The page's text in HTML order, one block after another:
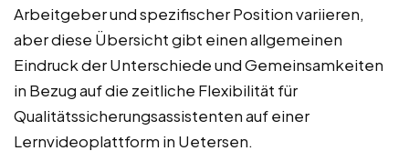
Arbeitgeber und spezifischer Position variieren,
aber diese Übersicht gibt einen allgemeinen
Eindruck der Unterschiede und Gemeinsamkeiten
in Bezug auf die zeitliche Flexibilität für
Qualitätssicherungsassistenten auf einer
Lernvideoplattform in Uetersen.